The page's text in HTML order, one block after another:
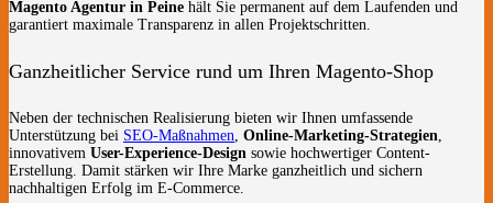
Magento Agentur in Peine hält Sie permanent auf dem Laufenden und
garantiert maximale Transparenz in allen Projektschritten.
Ganzheitlicher Service rund um Ihren Magento-Shop
Neben der technischen Realisierung bieten wir Ihnen umfassende
Unterstützung bei SEO-Maßnahmen, Online-Marketing-Strategien,
innovativem User-Experience-Design sowie hochwertiger Content-
Erstellung. Damit stärken wir Ihre Marke ganzheitlich und sichern
nachhaltigen Erfolg im E-Commerce.